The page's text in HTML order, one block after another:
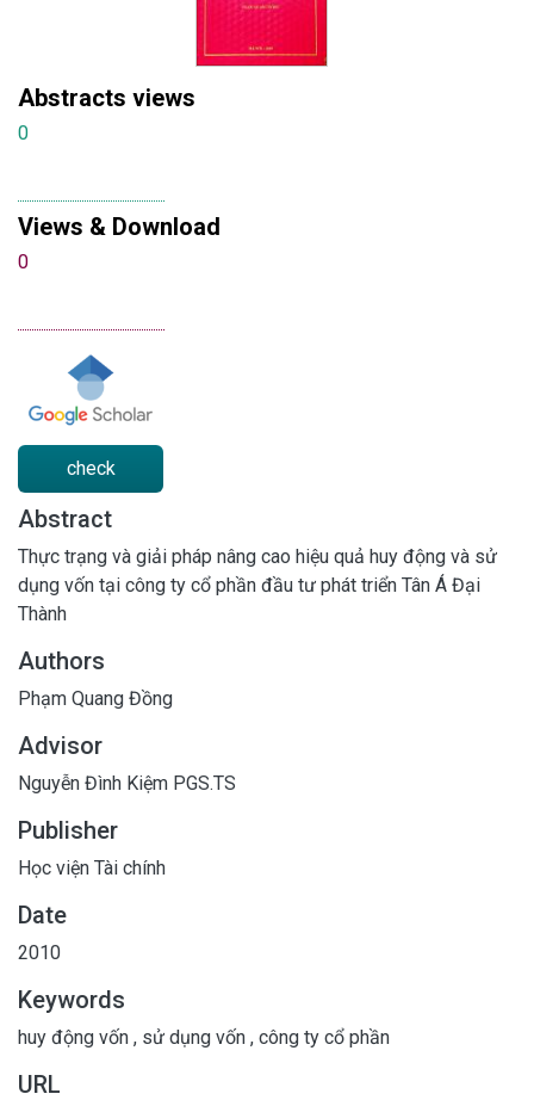
Abstracts views
0
Views & Download
0
check
Abstract
Thực trạng và giải pháp nâng cao hiệu quả huy động và sử
dụng vốn tại công ty cổ phần đầu tư phát triển Tân Á Đại
Thành
Authors
Phạm Quang Đồng
Advisor
Nguyễn Đình Kiệm PGS.TS
Publisher
Học viện Tài chính
Date
2010
Keywords
huy động vốn , sử dụng vốn , công ty cổ phần
URL